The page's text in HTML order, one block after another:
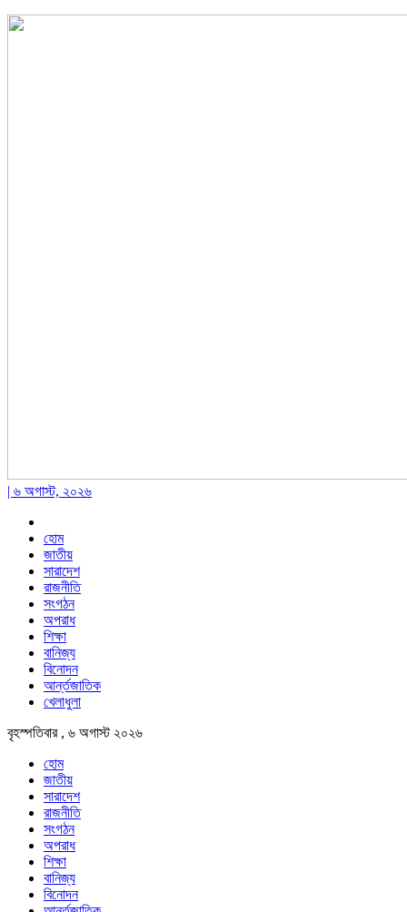
| ৬ অগাস্ট, ২০২৬
হোম
জাতীয়
সারাদেশ
রাজনীতি
সংগঠন
অপরাধ
শিক্ষা
বানিজ্য
বিনোদন
আর্ন্তজাতিক
খেলাধুলা
বৃহস্পতিবার , ৬ অগাস্ট ২০২৬
হোম
জাতীয়
সারাদেশ
রাজনীতি
সংগঠন
অপরাধ
শিক্ষা
বানিজ্য
বিনোদন